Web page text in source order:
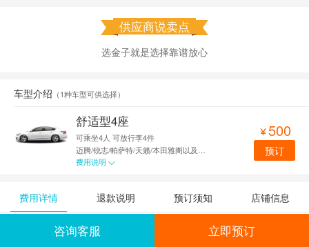
供应商说卖点
选金子就是选择靠谱放心
车型介绍 （1种车型可供选择）
舒适型4座
可乘坐4人 可放行李4件
费用说明 
 500
预订
费用详情 退款说明 预订须知 店铺信息
咨询客服 立即预订